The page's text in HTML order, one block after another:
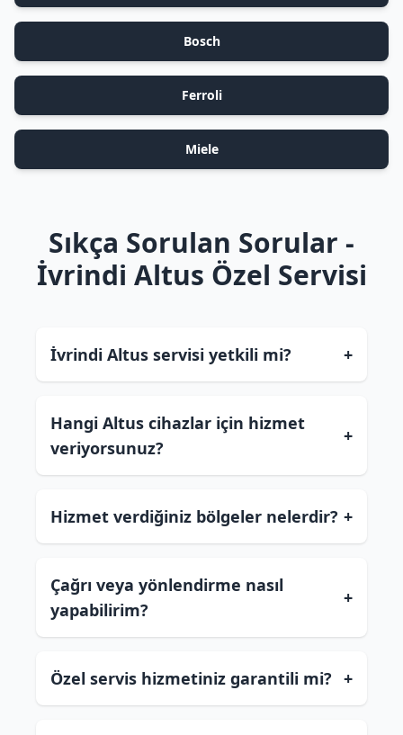
Bosch
Ferroli
Miele
Sıkça Sorulan Sorular -
İvrindi Altus Özel Servisi
İvrindi Altus servisi yetkili mi? +
Hangi Altus cihazlar için hizmet
veriyorsunuz?
+
Hizmet verdiğiniz bölgeler nelerdir? +
Çağrı veya yönlendirme nasıl
yapabilirim?
+
Özel servis hizmetiniz garantili mi? +